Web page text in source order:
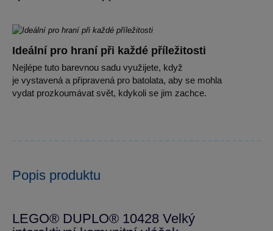
Ideální pro hraní při každé příležitosti
Nejlépe tuto barevnou sadu využijete, když
je vystavená a připravená pro batolata, aby se mohla
vydat prozkoumávat svět, kdykoli se jim zachce.
Popis produktu
LEGO® DUPLO® 10428 Velký